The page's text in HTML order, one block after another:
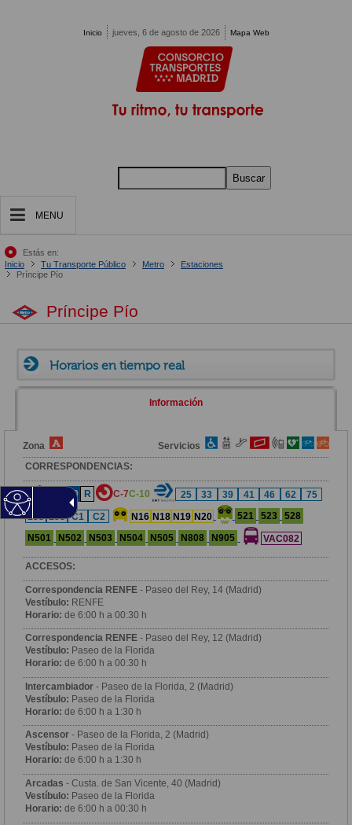
Inicio jueves, 6 de agosto de 2026 Mapa Web
Buscar
MENU
Estás en:
Inicio
Tu Transporte Público Metro
Estaciones
Príncipe Pío
Príncipe Pío
Horarios en tiempo real
Información
Zona
Servicios
CORRESPONDENCIAS:
10 R C-7C-10 25 33 39 41 46 62
75
138 158 C1 C2 N16 N18 N19 N20 521 523
528
N501
N502 N503 N504 N505 N808 N905 VAC082
ACCESOS:
Correspondencia RENFE - Paseo del Rey, 14 (Madrid)
Vestíbulo: RENFE
Horario: de 6:00 h a 00:30 h
Correspondencia RENFE - Paseo del Rey, 12 (Madrid)
Vestíbulo: Paseo de la Florida
Horario: de 6:00 h a 00:30 h
Intercambiador - Paseo de la Florida, 2 (Madrid)
Vestíbulo: Paseo de la Florida
Horario: de 6:00 h a 1:30 h
Ascensor - Paseo de la Florida, 2 (Madrid)
Vestíbulo: Paseo de la Florida
Horario: de 6:00 h a 1:30 h
Arcadas - Custa. de San Vicente, 40 (Madrid)
Vestíbulo: Paseo de la Florida
Horario: de 6:00 h a 00:30 h